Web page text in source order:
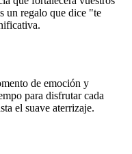
un regalo que dice "te
de emoción y
para disfrutar cada
el suave aterrizaje.